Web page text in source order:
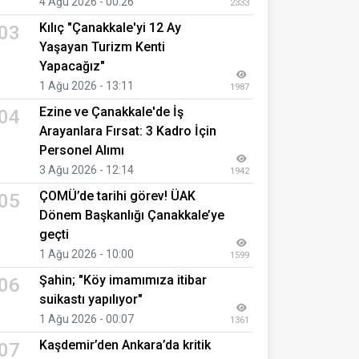
2333
Kılıç "Çanakkale'yi 12 Ay
Yaşayan Turizm Kenti
Yapacağız"
1 Ağu 2026 - 13:11 1987
Ezine ve Çanakkale'de İş
Arayanlara Fırsat: 3 Kadro İçin
Personel Alımı
3 Ağu 2026 - 12:14 1942
ÇOMÜ’de tarihi görev! ÜAK
Dönem Başkanlığı Çanakkale’ye
geçti
1 Ağu 2026 - 10:00 1599
Şahin; "Köy imamımıza itibar
suikastı yapılıyor"
1 Ağu 2026 - 00:07 1361
Kaşdemir’den Ankara’da kritik